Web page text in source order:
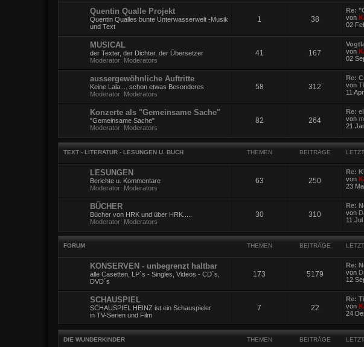
Quentin Qualle Projekt
Quentin Qualles bunte Unterwasserwelt -Musik
und Text
1 38
Re:
von
02
MUSICAL
der Texter, der Dichter, der Übersetzer
Moderator: Moderators
41 167
von
02
aussergewöhnliche Auftritte
Keine Lala.... schon etwas Besonderes
Moderator: Moderators
58 312
Re:
von
11
Konzerte als "Gemeinsame Sache"
"Gemeinsame Sache"
Moderator: Moderators
82 264
Re:
von
21
TEXT - LITERATUR - LESUNGEN U. BUCH THEMEN BEITRÄGE
LESUNGEN
Berichte u. Kommentare
Moderator: Moderators
63 250
Re:
von
23
BÜCHER
Bücher von HRK und über HRK.....
Moderator: Moderators
30 310
Re:
von
11
FORUM THEMEN BEITRÄGE
KONSERVEN - unbegrenzt haltbar
alle Casetten, LP´s - Singles, Videos - CD´s,
DVD´s
173 5179
Re:
von
12
SCHAUSPIEL
SCHAUSPIEL HEINZ ist ein Schauspieler
in TV-Serien und Film
7 22
Re:
von
24
DIE WUNDERKINDER THEMEN BEITRÄGE